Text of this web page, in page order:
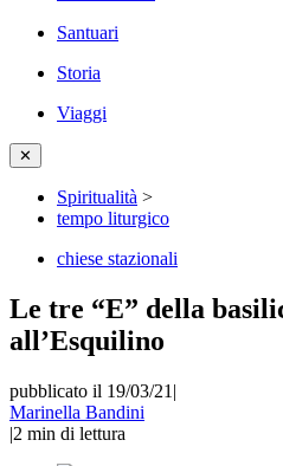
Santuari
Storia
Viaggi
✕
Spiritualità >
tempo liturgico
chiese stazionali
Le tre “E” della
all’Esquilino
pubblicato il 19/03/21 |
Marinella Bandini
|2 min di lettura